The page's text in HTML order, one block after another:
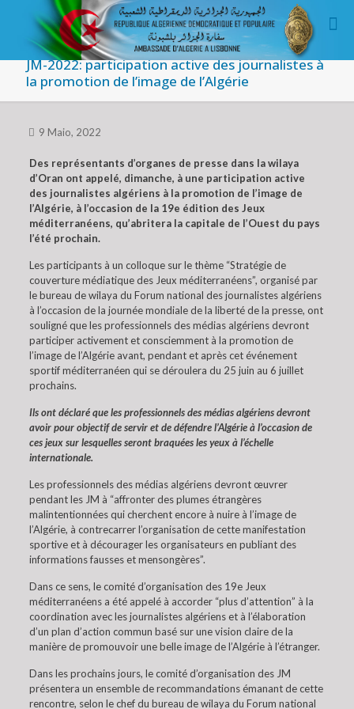
JM-2022: participation active des journalistes à
la promotion de l’image de l’Algérie
9 Maio, 2022
Des représentants d’organes de presse dans la wilaya
d’Oran ont appelé, dimanche, à une participation active
des journalistes algériens à la promotion de l’image de
l’Algérie, à l’occasion de la 19e édition des Jeux
méditerranéens, qu’abritera la capitale de l’Ouest du pays
l’été prochain.
Les participants à un colloque sur le thème “Stratégie de
couverture médiatique des Jeux méditerranéens”, organisé par
le bureau de wilaya du Forum national des journalistes algériens
à l’occasion de la journée mondiale de la liberté de la presse, ont
souligné que les professionnels des médias algériens devront
participer activement et consciemment à la promotion de
l’image de l’Algérie avant, pendant et après cet événement
sportif méditerranéen qui se déroulera du 25 juin au 6 juillet
prochains.
Ils ont déclaré que les professionnels des médias algériens devront
avoir pour objectif de servir et de défendre l’Algérie à l’occasion de
ces jeux sur lesquelles seront braquées les yeux à l’échelle
internationale.
Les professionnels des médias algériens devront œuvrer
pendant les JM à “affronter des plumes étrangères
malintentionnées qui cherchent encore à nuire à l’image de
l’Algérie, à contrecarrer l’organisation de cette manifestation
sportive et à décourager les organisateurs en publiant des
informations fausses et mensongères”.
Dans ce sens, le comité d’organisation des 19e Jeux
méditerranéens a été appelé à accorder “plus d’attention” à la
coordination avec les journalistes algériens et à l’élaboration
d’un plan d’action commun basé sur une vision claire de la
manière de promouvoir une belle image de l’Algérie à l’étranger.
Dans les prochains jours, le comité d’organisation des JM
présentera un ensemble de recommandations émanant de cette
rencontre, selon le chef du bureau de wilaya du Forum national